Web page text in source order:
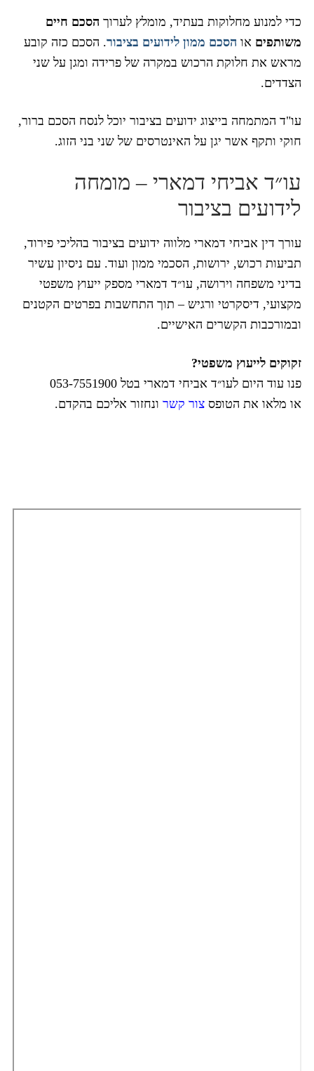
כדי למנוע מחלוקות בעתיד, מומלץ לערוך הסכם חיים
משותפים או הסכם ממון לידועים בציבור. הסכם כזה קובע
מראש את חלוקת הרכוש במקרה של פרידה ומגן על שני
הצדדים.
עו"ד המתמחה בייצוג ידועים בציבור יוכל לנסח הסכם ברור,
חוקי ותקף אשר יגן על האינטרסים של שני בני הזוג.
עו״ד אביחי דמארי – מומחה
לידועים בציבור
עורך דין אביחי דמארי מלווה ידועים בציבור בהליכי פירוד,
תביעות רכוש, ירושות, הסכמי ממון ועוד. עם ניסיון עשיר
בדיני משפחה וירושה, עו״ד דמארי מספק ייעוץ משפטי
מקצועי, דיסקרטי ורגיש – תוך התחשבות בפרטים הקטנים
ובמורכבות הקשרים האישיים.
זקוקים לייעוץ משפטי?
פנו עוד היום לעו״ד אביחי דמארי בטל 053-7551900
או מלאו את הטופס צור קשר ונחזור אליכם בהקדם.